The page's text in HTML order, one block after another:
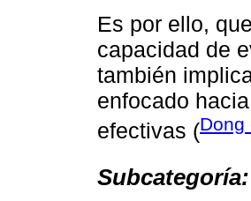
Es por ello,
capacidad de
también
enfocado
efectivas (Dong